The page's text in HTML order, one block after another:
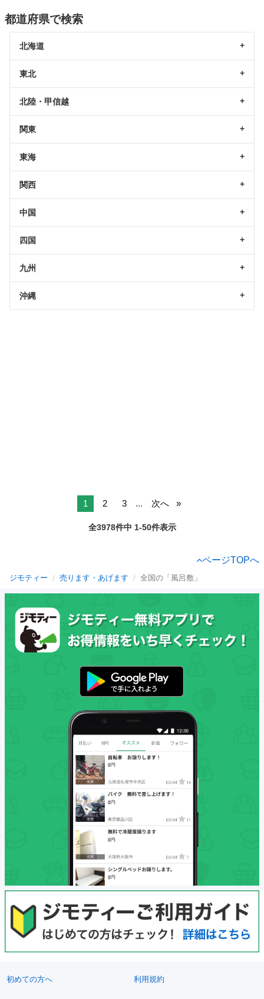
都道府県で検索
北海道
東北
北陸・甲信越
関東
東海
関西
中国
四国
九州
沖縄
1 2 3 ... 次へ
全3978件中 1-50件表示
ページTOPへ
ジモティー 売ります・あげます 全国の「風呂敷」
初めての方へ 利用規約